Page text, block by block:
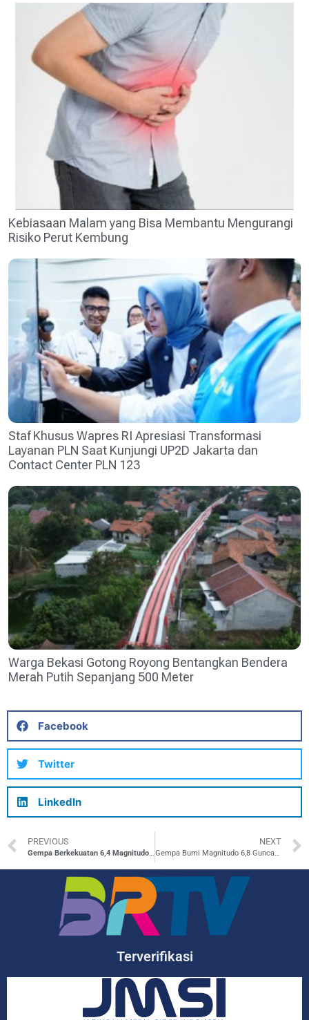
Kebiasaan Malam yang Bisa Membantu Mengurangi
Risiko Perut Kembung
Staf Khusus Wapres RI Apresiasi Transformasi
Layanan PLN Saat Kunjungi UP2D Jakarta dan
Contact Center PLN 123
Warga Bekasi Gotong Royong Bentangkan Bendera
Merah Putih Sepanjang 500 Meter
Facebook
Twitter
LinkedIn
PREVIOUS
Gempa Berkekuatan 6,4 Magnitudo Kembali Guncang Turki Selatan
NEXT
Gempa Bumi Magnitudo 6,8 Guncang Daruba Maluku Utara
Terverifikasi